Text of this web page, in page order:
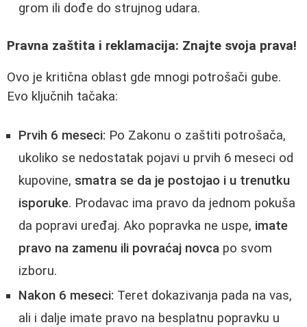
grom ili dođe do strujnog udara.
Pravna zaštita i reklamacija: Znajte svoja prava!
Ovo je kritična oblast gde mnogi potrošači gube.
Evo ključnih tačaka:
Prvih 6 meseci: Po Zakonu o zaštiti potrošača,
ukoliko se nedostatak pojavi u prvih 6 meseci od
kupovine, smatra se da je postojao i u trenutku
isporuke. Prodavac ima pravo da jednom pokuša
da popravi uređaj. Ako popravka ne uspe, imate
pravo na zamenu ili povraćaj novca po svom
izboru.
Nakon 6 meseci: Teret dokazivanja pada na vas,
ali i dalje imate pravo na besplatnu popravku u